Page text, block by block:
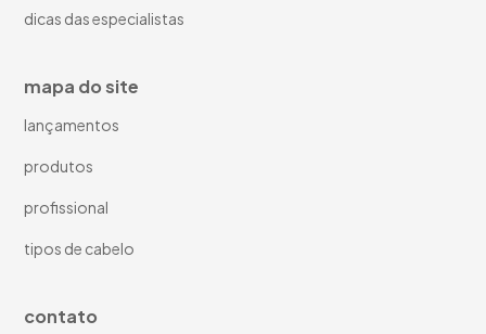
dicas das especialistas
mapa do site
lançamentos
produtos
profissional
tipos de cabelo
contato